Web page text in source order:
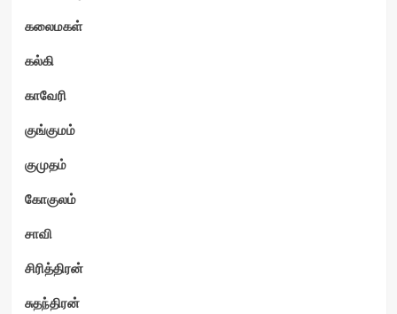
கலைமகள்
கல்கி
காவேரி
குங்குமம்
குமுதம்
கோகுலம்
சாவி
சிரித்திரன்
சுதந்திரன்